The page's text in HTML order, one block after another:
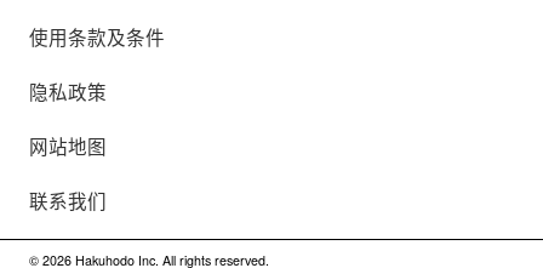
使用条款及条件
隐私政策
网站地图
联系我们
© 2026Hakuhodo Inc. All rights reserved.